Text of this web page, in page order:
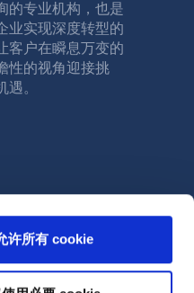
许所有 cookie
的专业机构，也是
业实现深度转型的
客户在瞬息万变的
性的视角迎接挑
。